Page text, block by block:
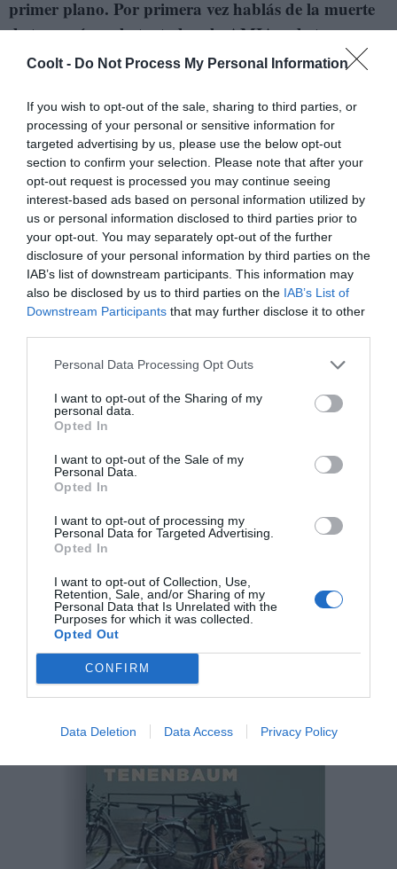
Coolt - Do Not Process My Personal Information
If you wish to opt-out of the sale, sharing to third parties, or
processing of your personal or sensitive information for
targeted advertising by us, please use the below opt-out
section to confirm your selection. Please note that after your
opt-out request is processed you may continue seeing
interest-based ads based on personal information utilized by
us or personal information disclosed to third parties prior to
your opt-out. You may separately opt-out of the further
disclosure of your personal information by third parties on the
IAB’s list of downstream participants. This information may
also be disclosed by us to third parties on the IAB’s List of
Downstream Participants that may further disclose it to other
Personal Data Processing Opt Outs
I want to opt-out of the Sharing of my
personal data.
Opted In
I want to opt-out of the Sale of my
Personal Data.
Opted In
I want to opt-out of processing my
Personal Data for Targeted Advertising.
Opted In
I want to opt-out of Collection, Use,
Retention, Sale, and/or Sharing of my
Personal Data that Is Unrelated with the
Purposes for which it was collected.
Opted Out
CONFIRM
Data Deletion Data Access Privacy Policy
primer plano. Por primera vez hablás de la muerte
de tu papá en el atentado a la AMIA y de tu
infancia con tus hermanas y tu mamá. También de
viviste la transición de la infancia a la juventud, y
qué tipo de rupturas simbólicas y reales fuiste
haciendo para armar tu propio camino. El estilo del
libro es bastante seco y cortante, nada sentimental.
Las imágenes más tristes o desoladoras son
rematadas con dosis de humor negro. ¿De dónde
viene ese tono?
- Viene de la forma en la que hablo y de la forma en la
que pienso. Me gusta contrastarlo con el tono de
más cerca del tono con el que me hablo a mí misma.
Me llega quizás de la herencia del judaísmo, del humor
judío con el que me crié, y de la obra de autores como
donde reconozco ese tono. Es seco, pero puede haber
algo emotivo en ese narrador que no se anima a
emocionarse. Hay algo que empuja al lector a un lugar
incómodo, y eso me interesaba y creo que lo logré
hacer. Mi tono no es emotivo ni sentimental, pero sí es
emocional porque te lleva a un lugar en el que te
preguntás qué le pasa a esta narradora, qué la toca, qué
la interpela. A mí, la frialdad de, por ejemplo, Joan
Didion, me parece la cosa más emotiva del mundo.